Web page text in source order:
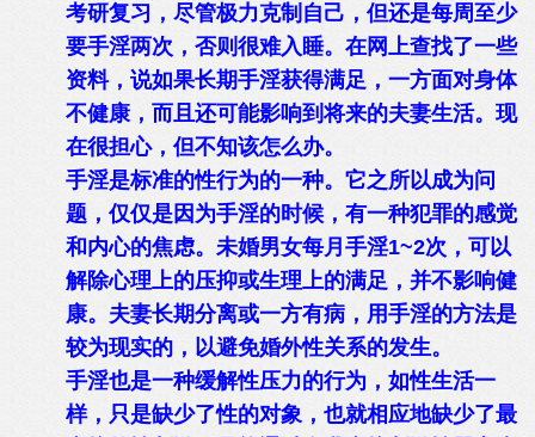
考研复习，尽管极力克制自己，但还是每周至少
要手淫两次，否则很难入睡。在网上查找了一些
资料，说如果长期手淫获得满足，一方面对身体
不健康，而且还可能影响到将来的夫妻生活。现
在很担心，但不知该怎么办。
手淫是标准的性行为的一种。它之所以成为问
题，仅仅是因为手淫的时候，有一种犯罪的感觉
和内心的焦虑。未婚男女每月手淫1~2次，可以
解除心理上的压抑或生理上的满足，并不影响健
康。夫妻长期分离或一方有病，用手淫的方法是
较为现实的，以避免婚外性关系的发生。
手淫也是一种缓解性压力的行为，如性生活一
样，只是缺少了性的对象，也就相应地缺少了最